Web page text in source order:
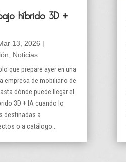
híbrido 3D +
13, 2026 |
Noticias
que prepare ayer en una
empresa de mobiliario de
dónde puede llegar el
3D + IA cuando lo
destinadas a
o a catálogo...